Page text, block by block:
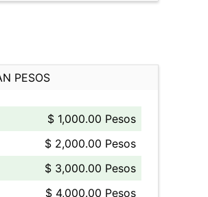
PESOS
$ 1,000.00 Pesos
$ 2,000.00 Pesos
$ 3,000.00 Pesos
$ 4,000.00 Pesos